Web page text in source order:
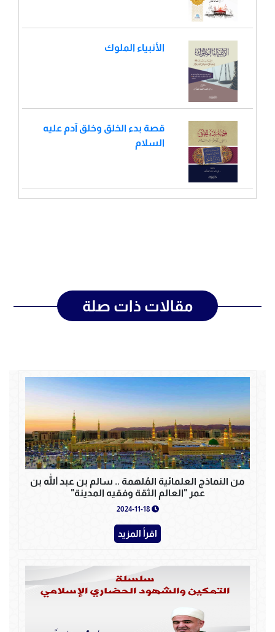
الأنبياء الملوك
قصة بدء الخلق وخلق آدم عليه
السلام
مقالات ذات صلة
من النماذج العلمائية المُلهمة .. سالم بن عبد الله بن
عمر "العالم الثقة وفقيه المدينة"
اقرأ المزيد